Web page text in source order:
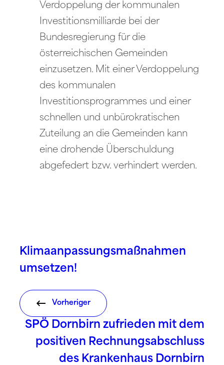
Verdoppelung der kommunalen
Investitionsmilliarde bei der
Bundesregierung für die
österreichischen Gemeinden
einzusetzen. Mit einer Verdoppelung
des kommunalen
Investitionsprogrammes und einer
schnellen und unbürokratischen
Zuteilung an die Gemeinden kann
eine drohende Überschuldung
abgefedert bzw. verhindert werden.
Klimaanpassungsmaßnahmen
umsetzen!
Vorheriger
SPÖ Dornbirn zufrieden mit dem
positiven Rechnungsabschluss
des Krankenhaus Dornbirn